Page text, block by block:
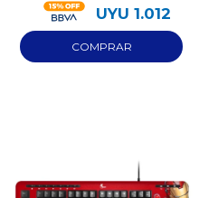
UYU 1.012